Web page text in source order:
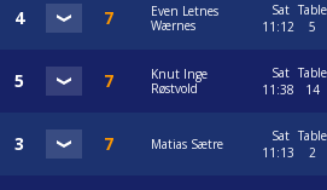
Even Letnes
Wærnes
Sat
11:12
Table
5
Knut Inge
Røstvold
Sat
11:38
Table
14
Matias Sætre
Sat
11:13
Table
2